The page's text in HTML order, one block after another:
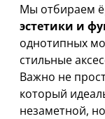
Мы отбираем
эстетики и
однотипных
стильные
Важно не
который
незаметной,